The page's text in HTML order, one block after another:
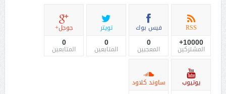
RSS
10000+
المشتركين
فيس بوك
0
المعجبين
تويتر
0
المتابعين
جوجل+
0
المتابعين
يوتيوب ساوند كلاود